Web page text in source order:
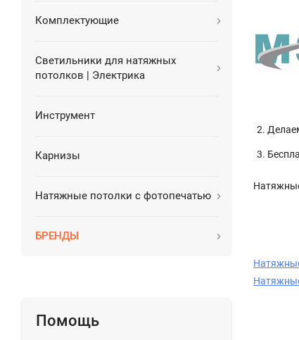
Комплектующие
Светильники для натяжных
потолков | Электрика
Инструмент
Карнизы
Натяжные потолки с фотопечатью
БРЕНДЫ
Помощь